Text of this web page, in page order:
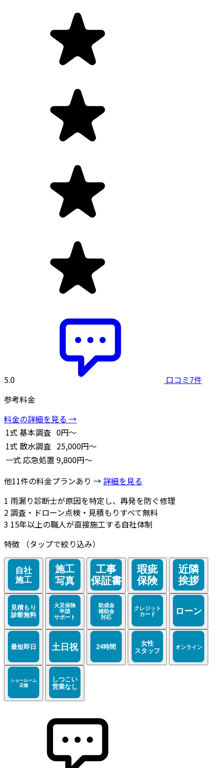
5.0
口コミ7件
参考料金
料金の詳細を見る →
1式 基本調査 0円～
1式 散水調査 25,000円～
一式 応急処置 9,800円～
他11件の料金プランあり → 詳細を見る
1 雨漏り診断士が原因を特定し、再発を防ぐ修理
2調査・ドローン点検・見積もりすべて無料
3 15年以上の職人が直接施工する自社体制
特徴
（タップで絞り込み）